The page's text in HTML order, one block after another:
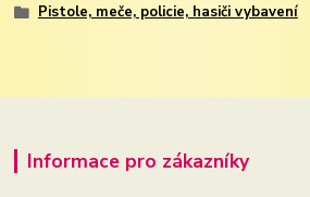
Pistole, meče, policie, hasiči vybavení
Informace pro zákazníky